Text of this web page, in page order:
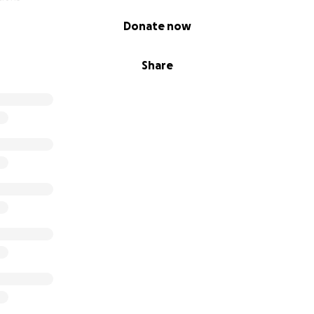
Share
Donate now